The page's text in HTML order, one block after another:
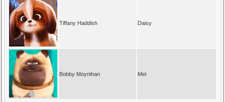
Tiffany Haddish Daisy
Bobby Moynihan Mel